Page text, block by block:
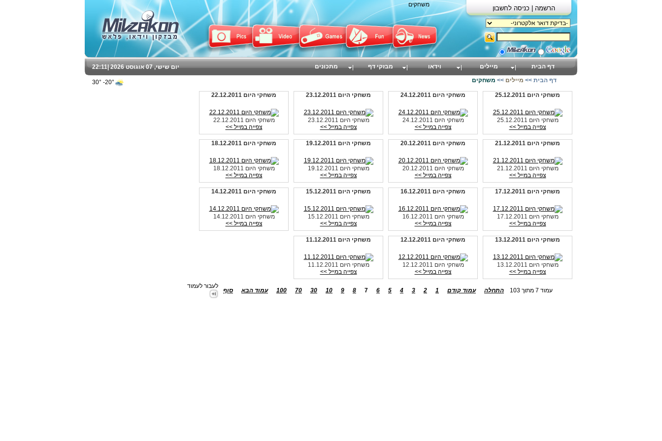
משחקים
משחקי היום 25.12.2011
משחקי היום 25.12.2011
צפייה במייל >>
משחקי היום 24.12.2011
משחקי היום 24.12.2011
צפייה במייל >>
משחקי היום 23.12.2011
משחקי היום 23.12.2011
צפייה במייל >>
משחקי היום 22.12.2011
משחקי היום 22.12.2011
צפייה במייל >>
משחקי היום 21.12.2011
משחקי היום 21.12.2011
צפייה במייל >>
משחקי היום 20.12.2011
משחקי היום 20.12.2011
צפייה במייל >>
משחקי היום 19.12.2011
משחקי היום 19.12.2011
צפייה במייל >>
משחקי היום 18.12.2011
משחקי היום 18.12.2011
צפייה במייל >>
משחקי היום 17.12.2011
משחקי היום 17.12.2011
צפייה במייל >>
משחקי היום 16.12.2011
משחקי היום 16.12.2011
צפייה במייל >>
משחקי היום 15.12.2011
משחקי היום 15.12.2011
צפייה במייל >>
משחקי היום 14.12.2011
משחקי היום 14.12.2011
צפייה במייל >>
משחקי היום 13.12.2011
משחקי היום 13.12.2011
צפייה במייל >>
משחקי היום 12.12.2011
משחקי היום 12.12.2011
צפייה במייל >>
משחקי היום 11.12.2011
משחקי היום 11.12.2011
צפייה במייל >>
עמוד 7 מתוך 103 התחלה עמוד קודם 1
2
3
4
5
6
7
8
9
10
30
70
100 עמוד הבא סוף
לעבור לעמוד
22:11 יום שישי, 07 אוגוסט 2026 | דף הבית מיילים וידאו מבזקי דף מתכונים
20°- 30° דף הבית >> מיילים >> משחקים
הרשמה | כניסה לחשבון